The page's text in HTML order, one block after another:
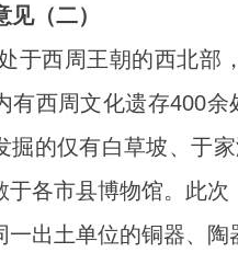
（二）
西周王朝的西北部，
有西周文化遗存400
掘的仅有白草坡、于
于各市县博物馆。此
一出土单位的铜器、